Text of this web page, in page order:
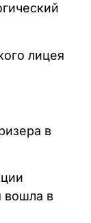
лицея
в
вошла в